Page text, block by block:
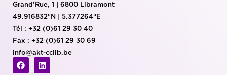
Grand'Rue, 1 | 6800 Libramont
49.916832°N | 5.377264°E
Tél : +32 (0)61 29 30 40
Fax : +32 (0)61 29 30 69
info@akt-ccilb.be